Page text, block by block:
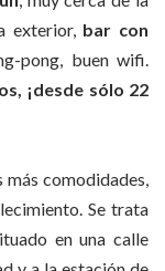
exterior, bar con
pong, buen wifi.
¡desde sólo 22
más comodidades,
Se trata
en una calle